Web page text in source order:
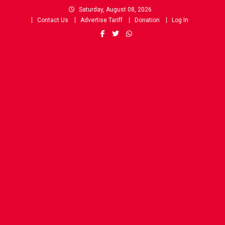
Saturday, August 08, 2026
Contact Us
Advertise Tariff Donation Log In